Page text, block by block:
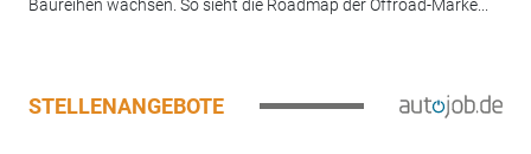
Baureihen wachsen. So sieht die Roadmap der Offroad-Marke...
STELLENANGEBOTE